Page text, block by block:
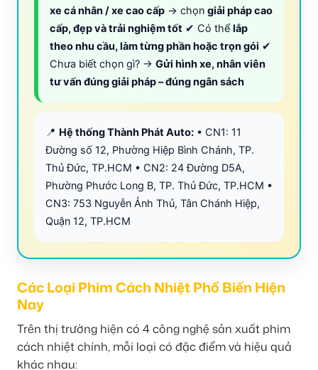
xe cá nhân / xe cao cấp → chọn giải pháp cao
cấp, đẹp và trải nghiệm tốt ✔ Có thể lắp
theo nhu cầu, làm từng phần hoặc trọn gói ✔
Chưa biết chọn gì? → Gửi hình xe, nhân viên
tư vấn đúng giải pháp – đúng ngân sách
📍 Hệ thống Thành Phát Auto: • CN1: 11
Đường số 12, Phường Hiệp Bình Chánh, TP.
Thủ Đức, TP.HCM • CN2: 24 Đường D5A,
Phường Phước Long B, TP. Thủ Đức, TP.HCM •
CN3: 753 Nguyễn Ảnh Thủ, Tân Chánh Hiệp,
Quận 12, TP.HCM
Các Loại Phim Cách Nhiệt Phổ Biến Hiện
Nay
Trên thị trường hiện có 4 công nghệ sản xuất phim
cách nhiệt chính, mỗi loại có đặc điểm và hiệu quả
khác nhau: